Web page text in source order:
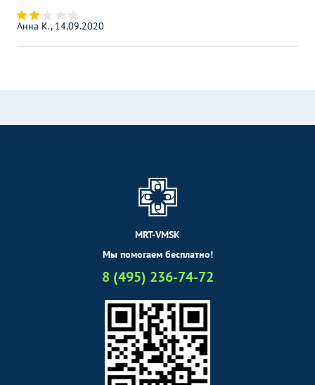
Анна К., 14.09.2020
MRT-VMSK
Мы помогаем бесплатно!
8 (495) 236-74-72